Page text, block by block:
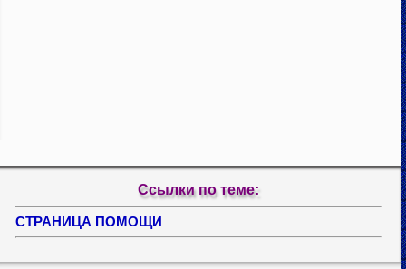
Ссылки по теме:
СТРАНИЦА ПОМОЩИ